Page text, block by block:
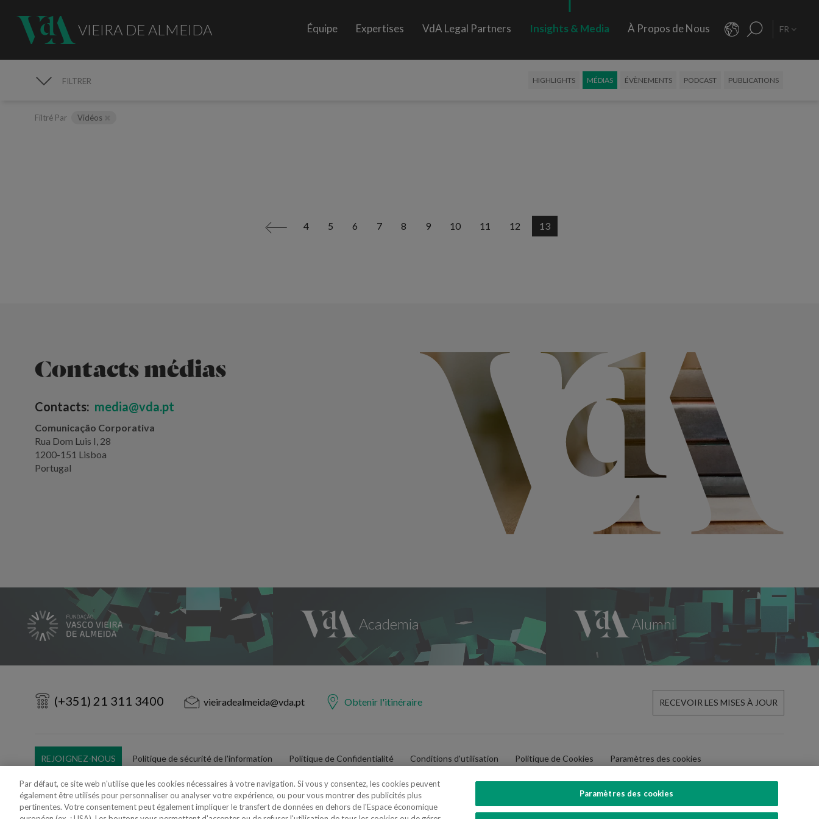
VIEIRA DE ALMEIDA Équipe Expertises VdA Legal Partners Insights & Media À Propos de Nous FR
FILTRER HIGHLIGHTS MÉDIAS ÉVÈNEMENTS PODCAST PUBLICATIONS
Filtré Par Vidéos
< 4 5 6 7 8 9 10 11 12 13
Contacts médias
Contacts: media@vda.pt
Comunicação Corporativa
Rua Dom Luis I, 28
1200-151 Lisboa
Portugal
(+351) 21 311 3400 vieiradealmeida@vda.pt Obtenir l'itinéraire RECEVOIR LES MISES À JOUR
REJOIGNEZ-NOUS Politique de sécurité de l'information Politique de Confidentialité Conditions d'utilisation Politique de Cookies Paramètres des cookies
Utilisation Frauduleuse du Nom/Brand
Par défaut, ce site web n'utilise que les cookies nécessaires à votre navigation. Si vous y consentez, les cookies peuvent
également être utilisés pour personnaliser ou analyser votre expérience, ou pour vous montrer des publicités plus
pertinentes. Votre consentement peut également impliquer le transfert de données en dehors de l'Espace économique
Paramètres des cookies